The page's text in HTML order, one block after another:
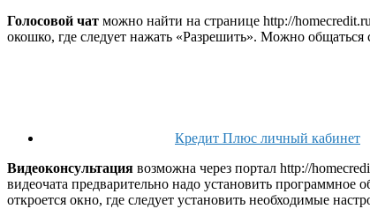
Голосовой чат можно найти на странице http://
окошко, где следует нажать «Разрешить». Можно общаться
Кредит Плюс личный кабинет
Видеоконсультация возможна через портал http://
видеочата предварительно надо установить
откроется окно, где следует установить необходимые